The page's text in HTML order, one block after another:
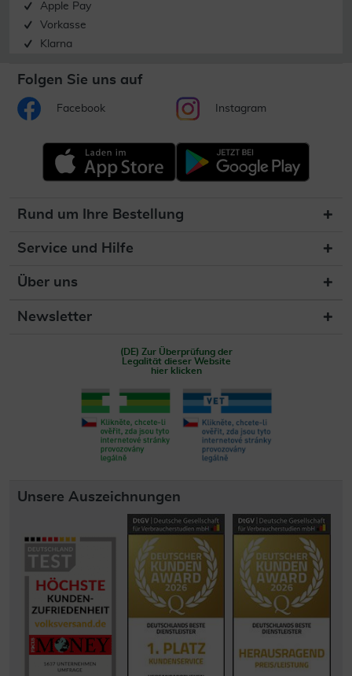
Apple Pay
Vorkasse
Klarna
Folgen Sie uns auf
Facebook Instagram
Rund um Ihre Bestellung
Service und Hilfe
Über uns
Newsletter
(DE) Zur Überprüfung der
Legalität dieser Website
hier klicken
Unsere Auszeichnungen